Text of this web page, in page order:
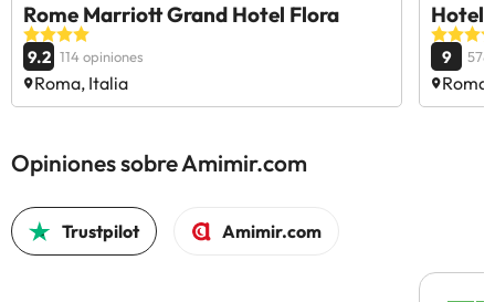
Rome Marriott Grand Hotel Flora
9.2 114 opiniones
Roma, Italia
Hotel
9 578
Opiniones sobre Amimir.com
Trustpilot Amimir.com